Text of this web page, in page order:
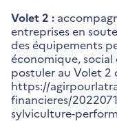
Volet 2 :
entreprises en
des équipements
économique,
postuler au Volet 2
https://
financieres/
sylviculture-